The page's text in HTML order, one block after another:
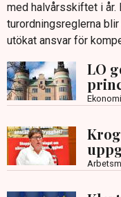
med halvårsskiftet i år.
turordningsreglerna
utökat ansvar för
LO
Ekonomi